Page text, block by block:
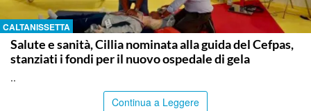
CALTANISSETTA
Salute e sanità, Cillia nominata alla guida del Cefpas,
stanziati i fondi per il nuovo ospedale di gela
..
Continua a Leggere